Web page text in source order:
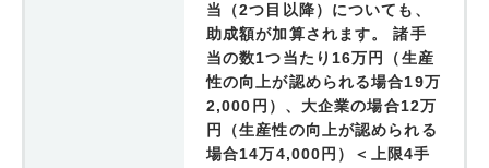
当（2つ目以降）についても、
助成額が加算されます。 諸手
当の数1つ当たり16万円（生産
性の向上が認められる場合19万
2,000円）、大企業の場合12万
円（生産性の向上が認められる
場合14万4,000円）＜上限4手